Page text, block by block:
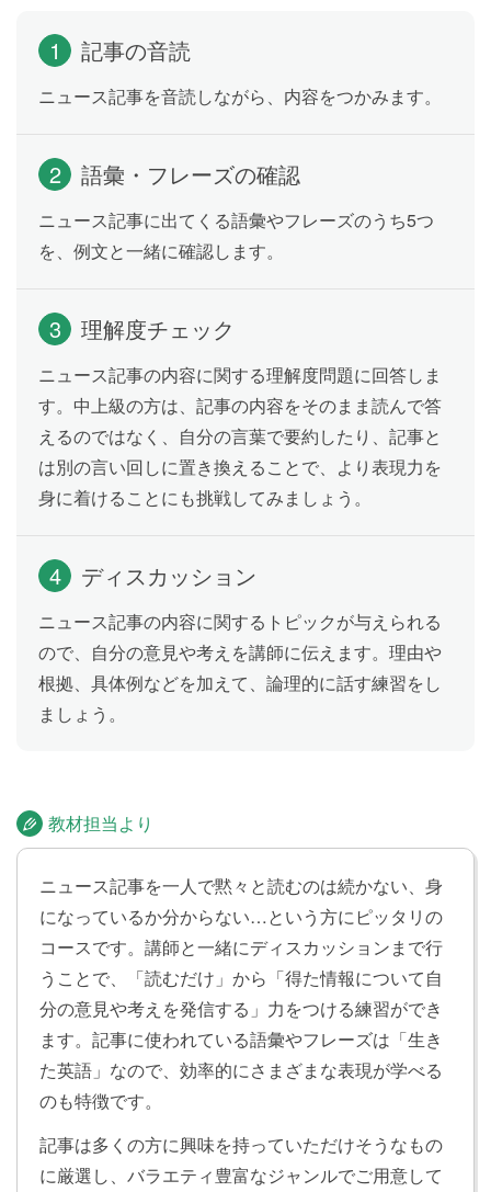
1 記事の音読
ニュース記事を音読しながら、内容をつかみます。
2 語彙・フレーズの確認
ニュース記事に出てくる語彙やフレーズのうち5つ
を、例文と一緒に確認します。
3 理解度チェック
ニュース記事の内容に関する理解度問題に回答しま
す。中上級の方は、記事の内容をそのまま読んで答
えるのではなく、自分の言葉で要約したり、記事と
は別の言い回しに置き換えることで、より表現力を
身に着けることにも挑戦してみましょう。
4 ディスカッション
ニュース記事の内容に関するトピックが与えられる
ので、自分の意見や考えを講師に伝えます。理由や
根拠、具体例などを加えて、論理的に話す練習をし
ましょう。
教材担当より
ニュース記事を一人で黙々と読むのは続かない、身
になっているか分からない…という方にピッタリの
コースです。講師と一緒にディスカッションまで行
うことで、「読むだけ」から「得た情報について自
分の意見や考えを発信する」力をつける練習ができ
ます。記事に使われている語彙やフレーズは「生き
た英語」なので、効率的にさまざまな表現が学べる
のも特徴です。
記事は多くの方に興味を持っていただけそうなもの
に厳選し、バラエティ豊富なジャンルでご用意して